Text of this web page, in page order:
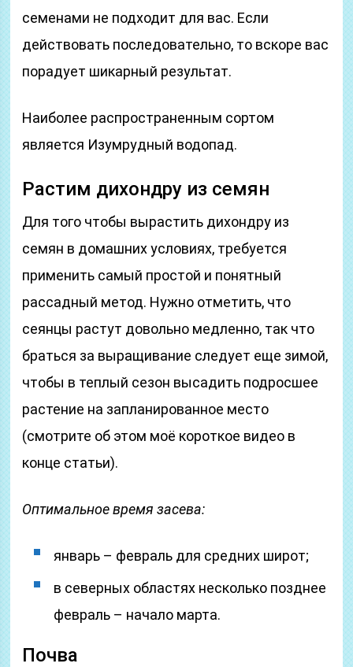
семенами не подходит для вас. Если
действовать последовательно, то вскоре вас
порадует шикарный результат.
Наиболее распространенным сортом
является Изумрудный водопад.
Растим дихондру из семян
Для того чтобы вырастить дихондру из
семян в домашних условиях, требуется
применить самый простой и понятный
рассадный метод. Нужно отметить, что
сеянцы растут довольно медленно, так что
браться за выращивание следует еще зимой,
чтобы в теплый сезон высадить подросшее
растение на запланированное место
(смотрите об этом моё короткое видео в
конце статьи).
Оптимальное время засева:
январь – февраль для средних широт;
в северных областях несколько позднее
февраль – начало марта.
Почва